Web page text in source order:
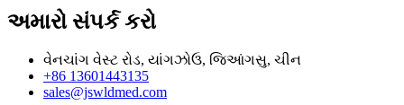
અમારો સંપર્ક કરો
વેનચાંગ વેસ્ટ રોડ, યાંગઝોઉ, જિઆંગસુ, ચીન
+86 13601443135
sales@jswldmed.com